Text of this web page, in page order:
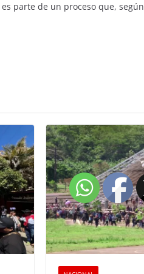
parte de un proceso que,